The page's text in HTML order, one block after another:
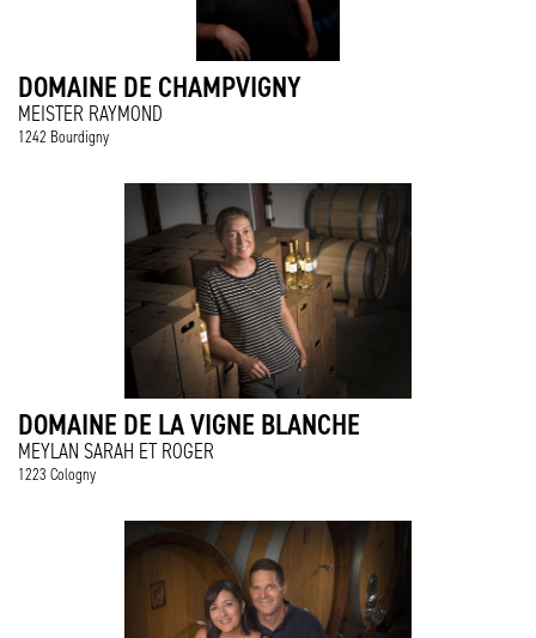
DOMAINE DE CHAMPVIGNY
MEISTER RAYMOND
1242 Bourdigny
DOMAINE DE LA VIGNE BLANCHE
MEYLAN SARAH ET ROGER
1223 Cologny